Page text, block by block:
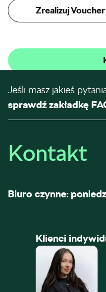
Zrealizuj Voucher
Jeśli masz jakieś
sprawdź zakładkę
Kontakt
Biuro czynne:
Klienci